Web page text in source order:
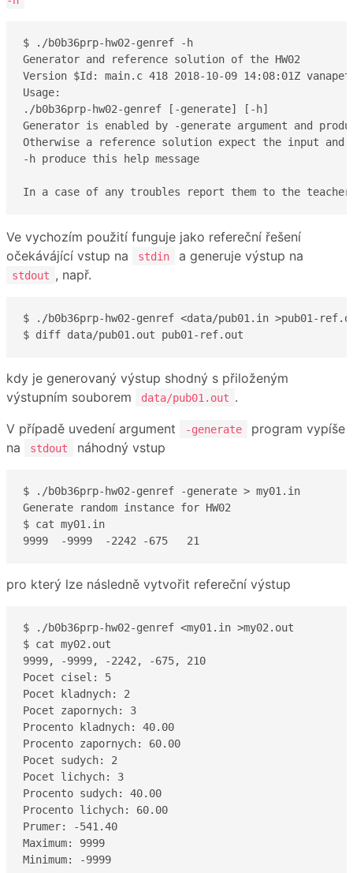
$ ./b0b36prp-hw02-genref -h
Generator and reference solution of the HW02
Version $Id: main.c 418 2018-10-09 14:08:01Z
Usage:
./b0b36prp-hw02-genref [-generate] [-h]
Generator is enabled by -generate argument and
Otherwise a reference solution expect the input
-h produce this help message
In a case of any troubles report them to the
Ve vychozím použití funguje jako refereční řešení
očekávájící vstup na
stdin a generuje výstup na
stdout , např.
$ ./b0b36prp-hw02-genref <data/pub01.in >pub01-
$ diff data/pub01.out pub01-
kdy je generovaný výstup shodný s přiloženým
výstupním souborem
data/pub01.out .
V případě uvedení argument
-generate
program vypíše
na
stdout náhodný vstup
$ ./b0b36prp-hw02-genref -generate > my01.in
Generate random instance for HW02
$ cat my01.in
9999  -9999  -2242 -675   21
pro který lze následně vytvořit refereční výstup
$ ./b0b36prp-hw02-genref <my01.in >my02.out
$ cat my02.out
9999, -9999, -2242, -675, 210
Pocet cisel: 5
Pocet kladnych: 2
Pocet zapornych: 3
Procento kladnych: 40.00
Procento zapornych: 60.00
Pocet sudych: 2
Pocet lichych: 3
Procento sudych: 40.00
Procento lichych: 60.00
Prumer: -541.40
Maximum: 9999
Minimum: -9999